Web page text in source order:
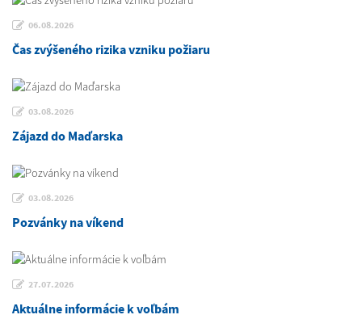
06.08.2026
Čas zvýšeného rizika vzniku požiaru
03.08.2026
Zájazd do Maďarska
03.08.2026
Pozvánky na víkend
27.07.2026
Aktuálne informácie k voľbám